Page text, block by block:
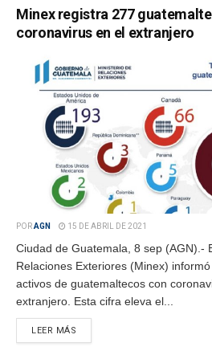
Minex registra 277
coronavirus en el extranjero
PORAGN 15 DE ABRIL DE 2021
Ciudad de Guatemala, 8 sep (AGN).-
Relaciones Exteriores (Minex)
activos de guatemaltecos con
extranjero. Esta cifra eleva el...
LEER MÁS